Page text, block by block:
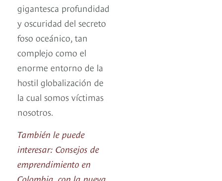
gigantesca profundidad
y oscuridad del secreto
foso oceánico, tan
complejo como el
enorme entorno de la
hostil globalización de
la cual somos víctimas
nosotros.
También le puede
interesar: Consejos de
emprendimiento en
Colombia, con la nueva